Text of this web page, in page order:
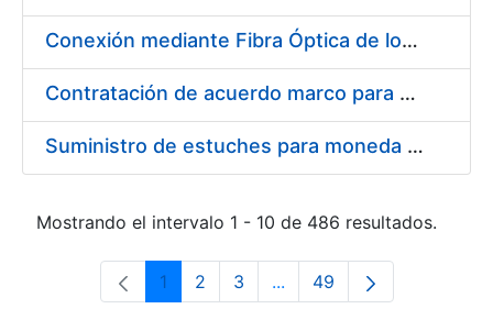
Conexión mediante Fibra Óptica de los Centros de Proceso de Datos (CPDs) de las sedes de la FNMT-RCM de Burgos y Madrid
Contratación de acuerdo marco para el Suministro de Material de Electricidad para la Fábrica Nacional de Moneda y Timbre-Real Casa de la Moneda en su centro de trabajo de Burgos
Suministro de estuches para moneda de 30 €
Mostrando el intervalo 1 - 10 de 486 resultados.
Página
1 Página
2 Página
3 ...Páginas intermedias Use
Página
49